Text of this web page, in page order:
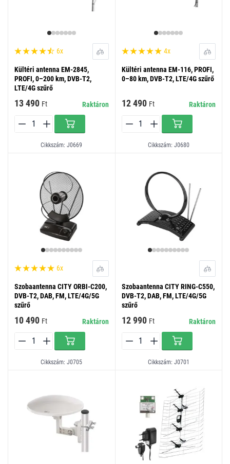
6x
Kültéri antenna EM-2845,
PROFI, 0–200 km, DVB-T2,
LTE/4G szűrő
13 490 Ft Raktáron
Cikkszám: J0669
4x
Kültéri antenna EM-116, PROFI,
0–80 km, DVB-T2, LTE/4G szűrő
12 490 Ft Raktáron
Cikkszám: J0680
6x
Szobaantenna CITY ORBI-C200,
DVB-T2, DAB, FM, LTE/4G/5G
szűrő
10 490 Ft Raktáron
Cikkszám: J0705
Szobaantenna CITY RING-C550,
DVB-T2, DAB, FM, LTE/4G/5G
szűrő
12 990 Ft Raktáron
Cikkszám: J0701